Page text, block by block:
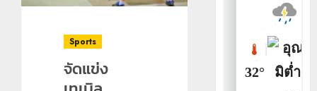
Sports
จัดแข่ง